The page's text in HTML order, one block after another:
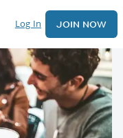
Log In JOIN NOW